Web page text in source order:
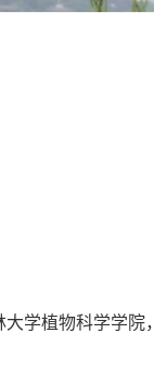
大学植物科学学院，